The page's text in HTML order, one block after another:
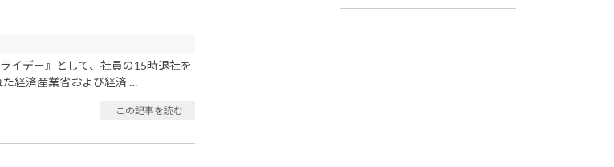
イデー』として、社員の15時退社を
経済産業省および経済 …
この記事を読む